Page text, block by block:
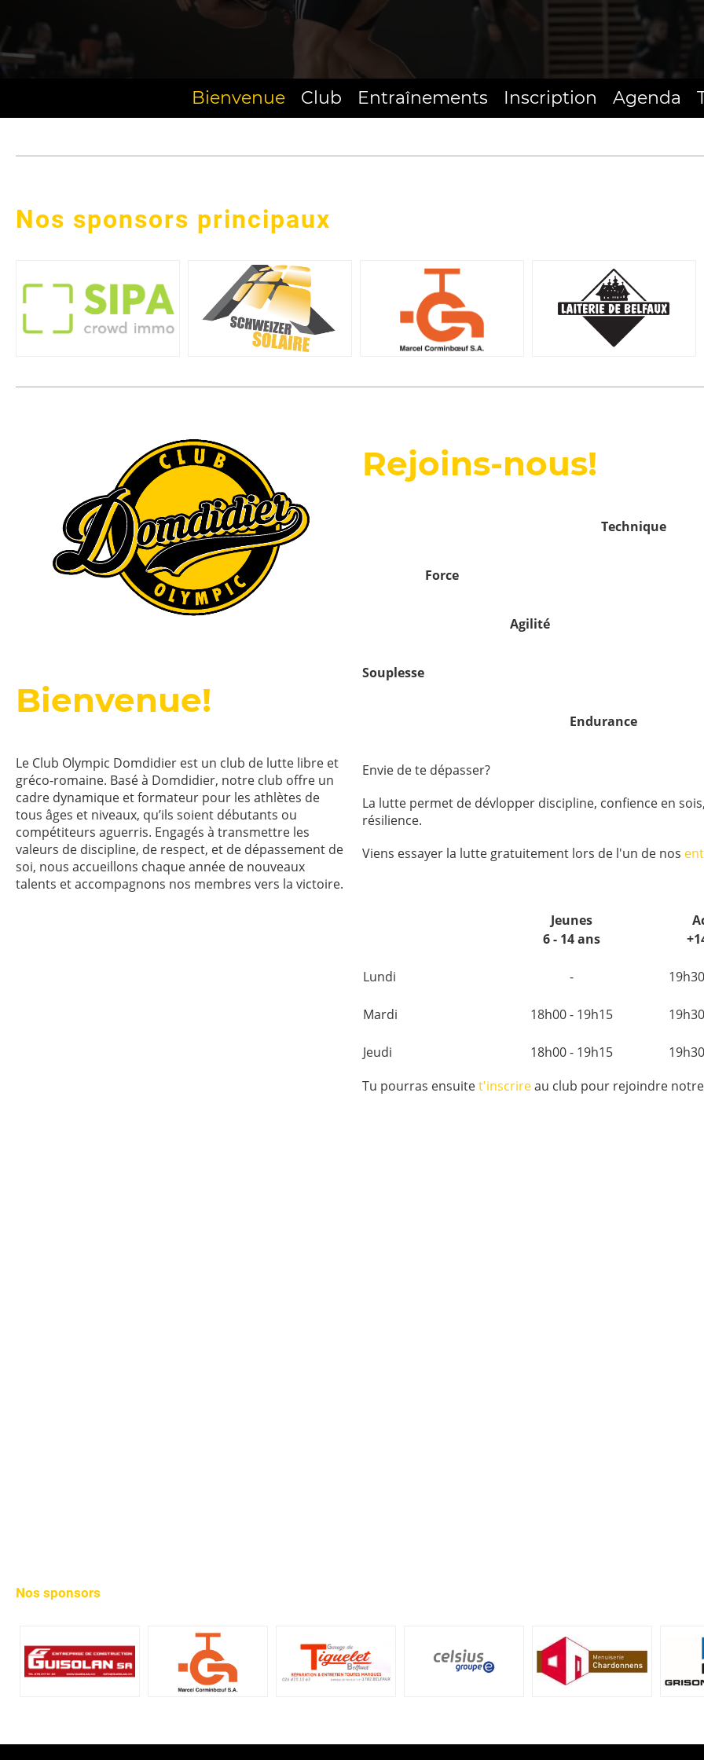
Bienvenue Club Entraînements Inscription Agenda
Nos sponsors principaux
Bienvenue!
Le Club Olympic Domdidier est un club de lutte libre et
gréco-romaine. Basé à Domdidier, notre club offre un
cadre dynamique et formateur pour les athlètes de
tous âges et niveaux, qu’ils soient débutants ou
compétiteurs aguerris. Engagés à transmettre les
valeurs de discipline, de respect, et de dépassement de
soi, nous accueillons chaque année de nouveaux
talents et accompagnons nos membres vers la victoire.
Rejoins-nous!
Technique
Force
Agilité
Souplesse
Endurance
Envie de te dépasser?
La lutte permet de dévlopper discipline, confience en
résilience.
Viens essayer la lutte gratuitement lors de l'un de nos
Jeunes
6 - 14 ans
Lundi -
Mardi 18h00 - 19h15
Jeudi 18h00 - 19h15
Tu pourras ensuitet'inscrireau club pour rejoindre
Nos sponsors